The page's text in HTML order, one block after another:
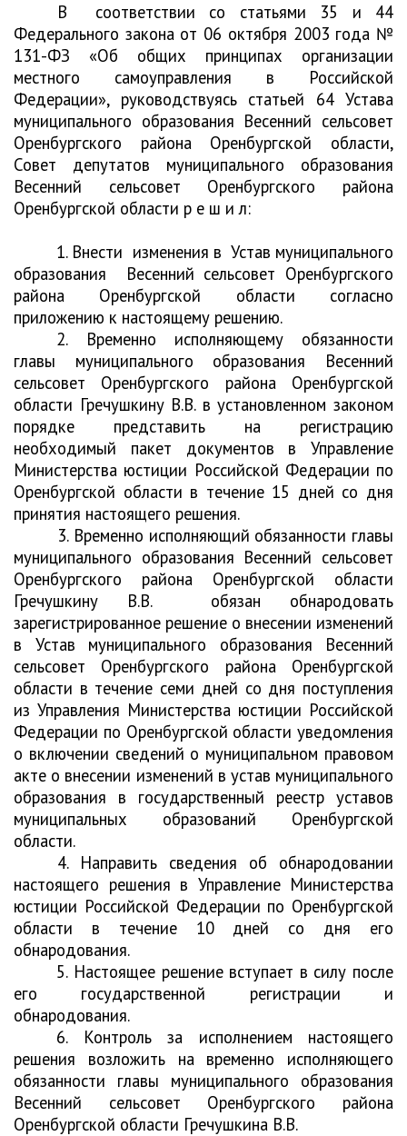
В
соответствии со статьями 35 и 44
Федерального закона от 06 октября 2003 года №
131-ФЗ «Об общих принципах организации
местного самоуправления в Российской
Федерации», руководствуясь статьей 64 Устава
муниципального образования Весенний сельсовет
Оренбургского района Оренбургской области,
Совет депутатов муниципального образования
Весенний сельсовет Оренбургского района
Оренбургской области р е ш и л:
1. Внести изменения в Устав муниципального
образования
Весенний сельсовет Оренбургского
района Оренбургской области согласно
приложению к настоящему решению.
2. Временно исполняющему обязанности
главы муниципального образования Весенний
сельсовет Оренбургского района Оренбургской
области Гречушкину В.В. в установленном законом
порядке представить на регистрацию
необходимый пакет документов в Управление
Министерства юстиции Российской Федерации по
Оренбургской области в течение 15 дней со дня
принятия настоящего решения.
3. Временно исполняющий обязанности главы
муниципального образования Весенний сельсовет
Оренбургского района Оренбургской области
Гречушкину В.В.
обязан обнародовать
зарегистрированное решение о внесении изменений
в Устав муниципального образования Весенний
сельсовет Оренбургского района Оренбургской
области в течение семи дней со дня поступления
из Управления Министерства юстиции Российской
Федерации по Оренбургской области уведомления
о включении сведений о муниципальном правовом
акте о внесении изменений в устав муниципального
образования в государственный реестр уставов
муниципальных образований Оренбургской
области.
4. Направить сведения об обнародовании
настоящего решения в Управление Министерства
юстиции Российской Федерации по Оренбургской
области в течение 10 дней со дня его
обнародования.
5. Настоящее решение вступает в силу после
его государственной регистрации и
обнародования.
6. Контроль за исполнением настоящего
решения возложить на временно исполняющего
обязанности главы муниципального образования
Весенний сельсовет Оренбургского района
Оренбургской области Гречушкина В.В.